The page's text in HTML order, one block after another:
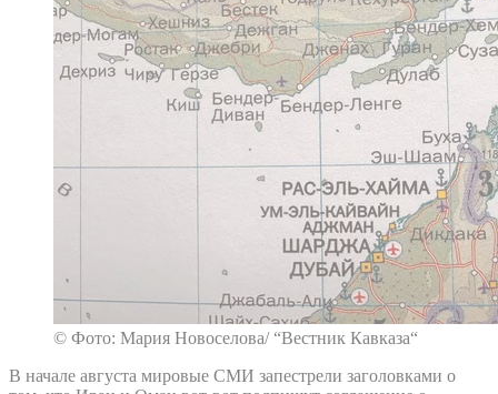
© Фото: Мария Новоселова/ “Вестник Кавказа“
В начале августа мировые СМИ запестрели заголовками о